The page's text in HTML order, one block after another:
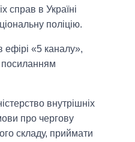
справ в Україні
поліцію.
ефірі «5 каналу»,
посиланням
внутрішніх
про чергову
складу, приймати